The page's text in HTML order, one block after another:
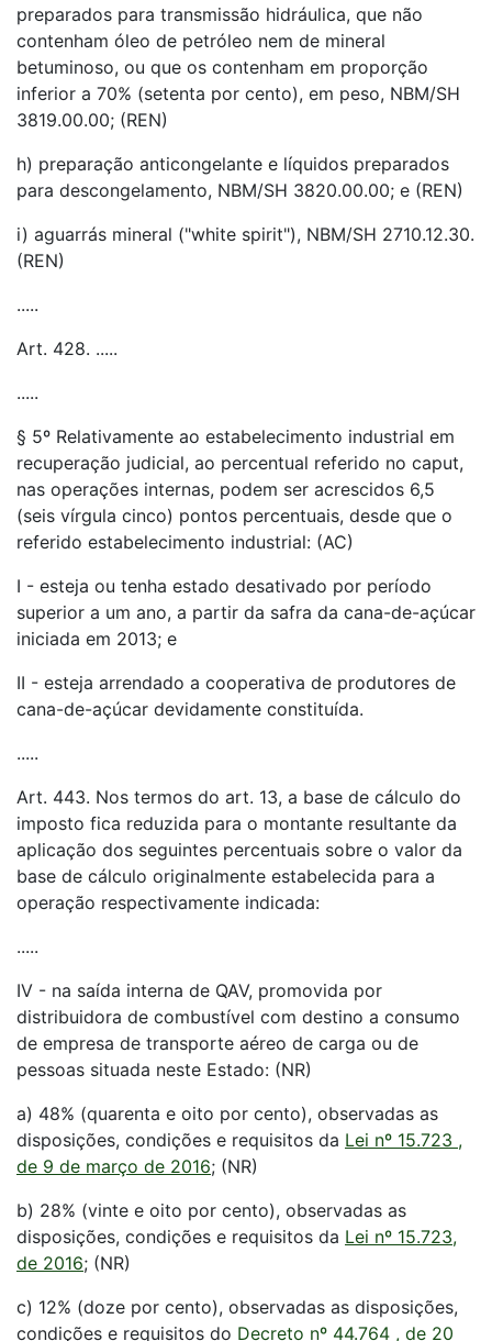
preparados para transmissão hidráulica, que não
contenham óleo de petróleo nem de mineral
betuminoso, ou que os contenham em proporção
inferior a 70% (setenta por cento), em peso, NBM/SH
3819.00.00; (REN)
h) preparação anticongelante e líquidos preparados
para descongelamento, NBM/SH 3820.00.00; e (REN)
i) aguarrás mineral ("white spirit"), NBM/SH 2710.12.30.
(REN)
.....
Art. 428. .....
.....
§ 5º Relativamente ao estabelecimento industrial em
recuperação judicial, ao percentual referido no caput,
nas operações internas, podem ser acrescidos 6,5
(seis vírgula cinco) pontos percentuais, desde que o
referido estabelecimento industrial: (AC)
I - esteja ou tenha estado desativado por período
superior a um ano, a partir da safra da cana-de-açúcar
iniciada em 2013; e
II - esteja arrendado a cooperativa de produtores de
cana-de-açúcar devidamente constituída.
.....
Art. 443. Nos termos do art. 13, a base de cálculo do
imposto fica reduzida para o montante resultante da
aplicação dos seguintes percentuais sobre o valor da
base de cálculo originalmente estabelecida para a
operação respectivamente indicada:
.....
IV - na saída interna de QAV, promovida por
distribuidora de combustível com destino a consumo
de empresa de transporte aéreo de carga ou de
pessoas situada neste Estado: (NR)
a) 48% (quarenta e oito por cento), observadas as
disposições, condições e requisitos da Lei nº 15.723 ,
de 9 de março de 2016; (NR)
b) 28% (vinte e oito por cento), observadas as
disposições, condições e requisitos da Lei nº 15.723,
de 2016; (NR)
c) 12% (doze por cento), observadas as disposições,
condições e requisitos do Decreto nº 44.764 , de 20